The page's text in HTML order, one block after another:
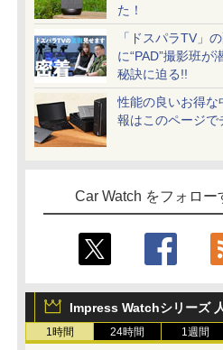
た！
「ドスパラTV」
に“PAD”撮影班が
秘訣に迫る!!
性能の良いお得な
報はこのページで
Car Watch をフォロー
Impress Watchシリーズ
1時間 24時間 1週間